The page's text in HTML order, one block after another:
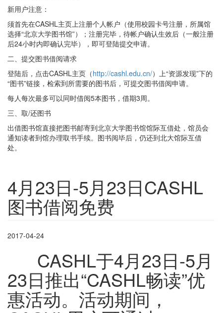
新用户注意：
须首先在CASHL主页上注册个人帐户（使用校园卡号注册，所属馆
选择“北京大学图书馆”）；注册完毕，待帐户确认生效后（一般注册
后24小时内即确认完毕），即可登陆提交申请。
二、提交图书借阅请求
登陆后，点击CASHL主页（http://cashl.edu.cn/）上“资源发现”下的
“图书”链接，检索到所需要的图书后，可提交图书借阅申请。
每人每次最多可以同时借阅5本图书，借期3周。
三、取/还图书
出借图书馆直接把图书邮寄到北京大学图书馆馆际互借处，馆员会
通知读者到馆办理取书手续。图书阅毕后，仍还到北大馆际互借
处。
4月23日-5月23日CASHL
图书借阅免费
2017-04-24
CASHL于4月23日-5月
23日推出“CASHL畅读”优
惠活动。活动期间，